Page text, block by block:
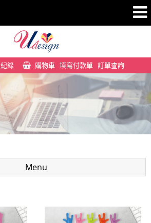
錄 購物車 填寫付款單 訂單查詢
Menu